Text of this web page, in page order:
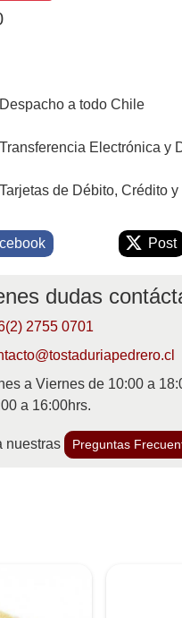
Despacho a todo Chile
Transferencia Electrónica y
Tarjetas de Débito, Crédito
Post
dudas
2755 0701
a Viernes de 10:00 a
a 16:00hrs.
nuestras Preguntas